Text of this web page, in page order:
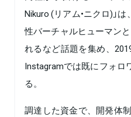
Nikuro (リアム•ニクロ)」
性バーチャルヒューマン
れるなど話題を集め、
Instagramでは既にフォロ
る。
調達した資金で、開発体